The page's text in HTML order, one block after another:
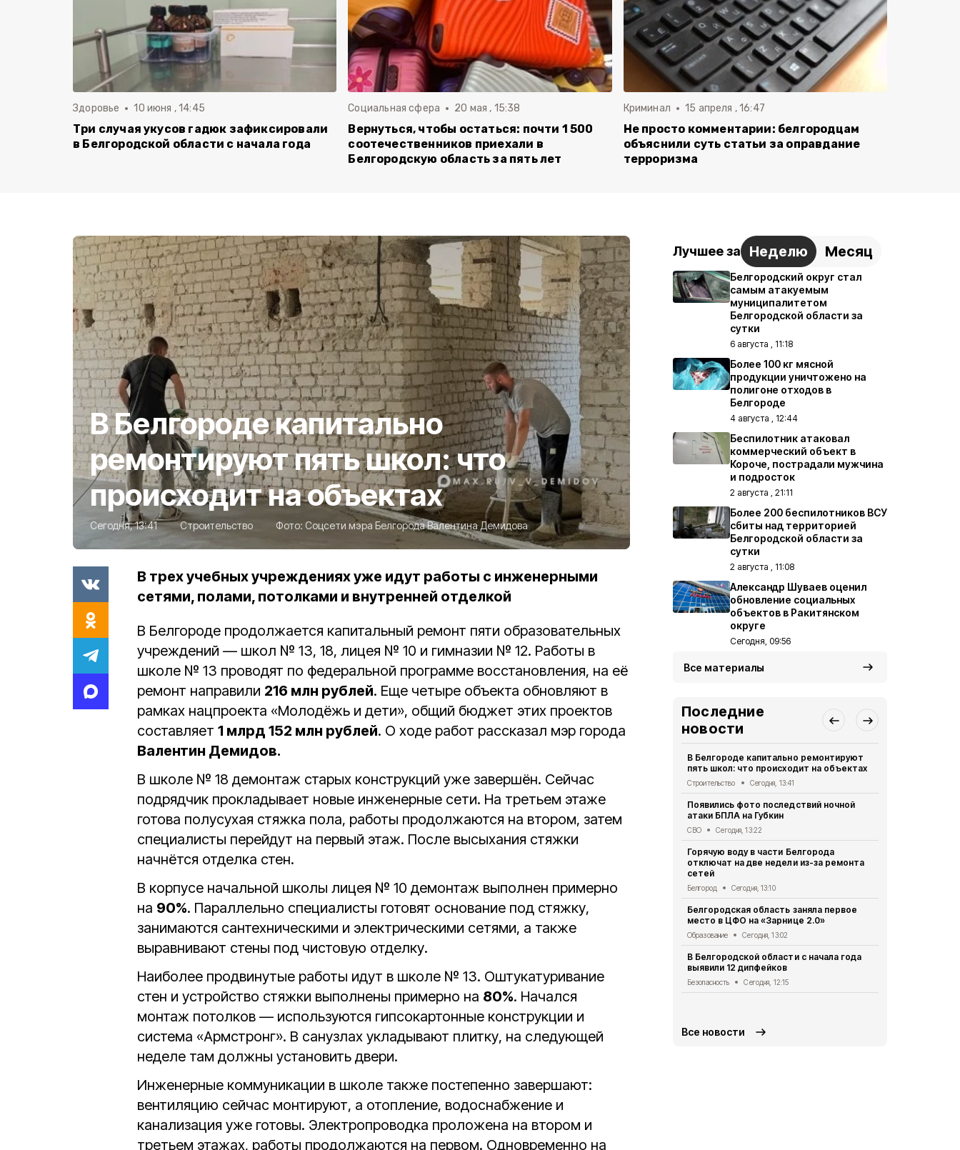
Здоровье 10 июня , 14:45
Три случая укусов гадюк зафиксировали
в Белгородской области с начала года
Социальная сфера 20 мая , 15:38
Вернуться, чтобы остаться: почти 1 500
соотечественников приехали в
Белгородскую область за пять лет
Криминал 15 апреля , 16:47
Не просто комментарии: белгородцам
объяснили суть статьи за оправдание
терроризма
В Белгороде капитально
ремонтируют пять школ: что
происходит на объектах
Сегодня, 13:41 Строительство Фото: Соцсети мэра Белгорода Валентина Демидова
В трех учебных учреждениях уже идут работы с инженерными
сетями, полами, потолками и внутренней отделкой
В Белгороде продолжается капитальный ремонт пяти образовательных
учреждений — школ № 13, 18, лицея № 10 и гимназии № 12. Работы в
школе № 13 проводят по федеральной программе восстановления, на её
ремонт направили 216 млн рублей. Еще четыре объекта обновляют в
рамках нацпроекта «Молодёжь и дети», общий бюджет этих проектов
составляет 1 млрд 152 млн рублей. О ходе работ рассказал мэр города
Валентин Демидов.
В школе № 18 демонтаж старых конструкций уже завершён. Сейчас
подрядчик прокладывает новые инженерные сети. На третьем этаже
готова полусухая стяжка пола, работы продолжаются на втором, затем
специалисты перейдут на первый этаж. После высыхания стяжки
начнётся отделка стен.
В корпусе начальной школы лицея № 10 демонтаж выполнен примерно
на 90%. Параллельно специалисты готовят основание под стяжку,
занимаются сантехническими и электрическими сетями, а также
выравнивают стены под чистовую отделку.
Наиболее продвинутые работы идут в школе № 13. Оштукатуривание
стен и устройство стяжки выполнены примерно на 80%. Начался
монтаж потолков — используются гипсокартонные конструкции и
система «Армстронг». В санузлах укладывают плитку, на следующей
неделе там должны установить двери.
Инженерные коммуникации в школе также постепенно завершают:
вентиляцию сейчас монтируют, а отопление, водоснабжение и
канализация уже готовы. Электропроводка проложена на втором и
третьем этажах, работы продолжаются на первом. Одновременно на
Лучшее за Неделю Месяц
Белгородский округ стал
самым атакуемым
муниципалитетом
Белгородской области за
сутки
6 августа , 11:18
Более 100 кг мясной
продукции уничтожено на
полигоне отходов в
Белгороде
4 августа , 12:44
Беспилотник атаковал
коммерческий объект в
Короче, пострадали мужчина
и подросток
2 августа , 21:11
Более 200 беспилотников ВСУ
сбиты над территорией
Белгородской области за
сутки
2 августа , 11:08
Александр Шуваев оценил
обновление социальных
объектов в Ракитянском
округе
Сегодня, 09:56
Все материалы
Последние
новости
В Белгороде капитально ремонтируют
пять школ: что происходит на объектах
Строительство Сегодня, 13:41
Появились фото последствий ночной
атаки БПЛА на Губкин
СВО Сегодня, 13:22
Горячую воду в части Белгорода
отключат на две недели из-за ремонта
сетей
Белгород Сегодня, 13:10
Белгородская область заняла первое
место в ЦФО на «Зарнице 2.0»
Образование Сегодня, 13:02
В Белгородской области с начала года
выявили 12 дипфейков
Безопасность Сегодня, 12:15
Все новости